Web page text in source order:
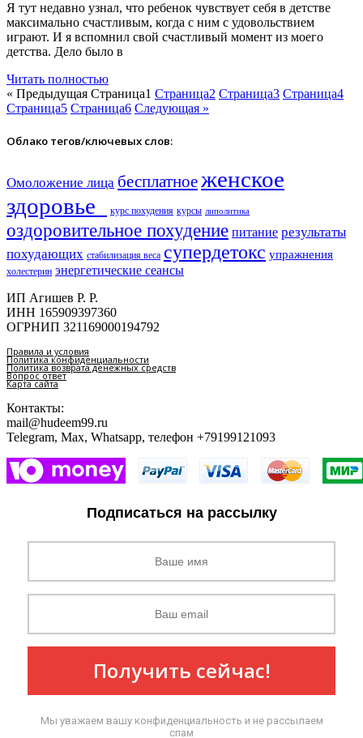
Я тут недавно узнал, что ребенок чувствует себя в детстве
максимально счастливым, когда с ним с удовольствием
играют. И я вспомнил свой счастливый момент из моего
детства. Дело было в
Читать полностью
« Предыдущая Страница1 Страница2 Страница3 Страница4
Страница5 Страница6 Следующая »
Облако тегов/ключевых слов:
Омоложение лица бесплатноеженское
здоровье​
курс похудения курсы липолитика
оздоровительное похудение питание результаты
похудающих стабилизация веса супердетокс упражнения
холестерин энергетические сеансы
ИП Агишев Р. Р.
ИНН 165909397360
ОГРНИП 321169000194792
Правила и условия
Политика конфиденциальности
Политика возврата денежных средств
Вопрос ответ
Карта сайта
Контакты:
mail@hudeem99.ru
Telegram, Max, Whatsapp, телефон +79199121093
Подписаться на рассылку
Получить сейчас!
Мы уважаем вашу конфиденциальность и не рассылаем
спам